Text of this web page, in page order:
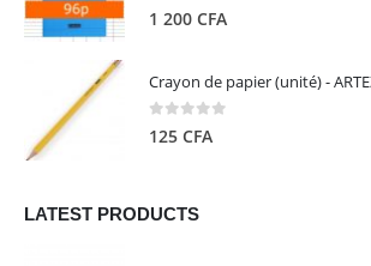
1 200 CFA
Crayon de papier (unité) -
0 out of 5
125 CFA
LATEST PRODUCTS